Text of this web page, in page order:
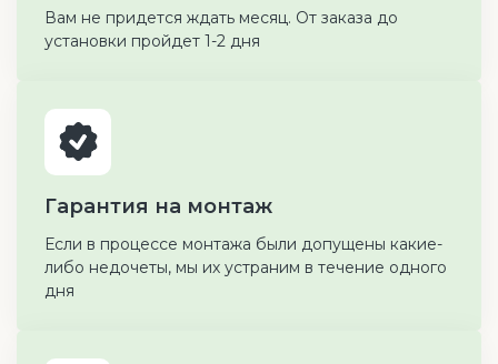
Вам не придется ждать месяц. От заказа до
установки пройдет 1-2 дня
Гарантия на монтаж
Если в процессе монтажа были допущены какие-
либо недочеты, мы их устраним в течение одного
дня